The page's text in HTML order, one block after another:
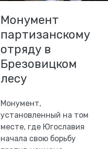
Монумент
партизанскому
отряду в
Брезовицком
лесу
Монумент,
установленный на том
месте, где Югославия
начала свою борьбу